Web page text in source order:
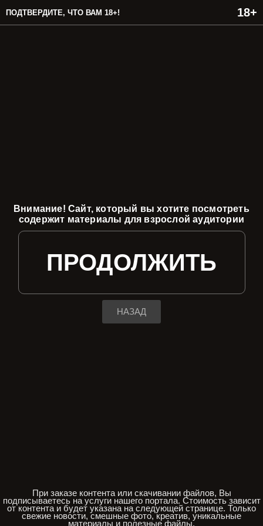
ПОДТВЕРДИТЕ, ЧТО ВАМ 18+!
Внимание! Сайт, который вы хотите посмотреть
содержит материалы для взрослой аудитории
ПРОДОЛЖИТЬ
НАЗАД
При заказе контента или скачивании файлов, Вы
подписываетесь на услуги нашего портала. Стоимость зависит
от контента и будет указана на следующей странице. Только
свежие новости, смешные фото, креатив, уникальные
материалы и полезные файлы.